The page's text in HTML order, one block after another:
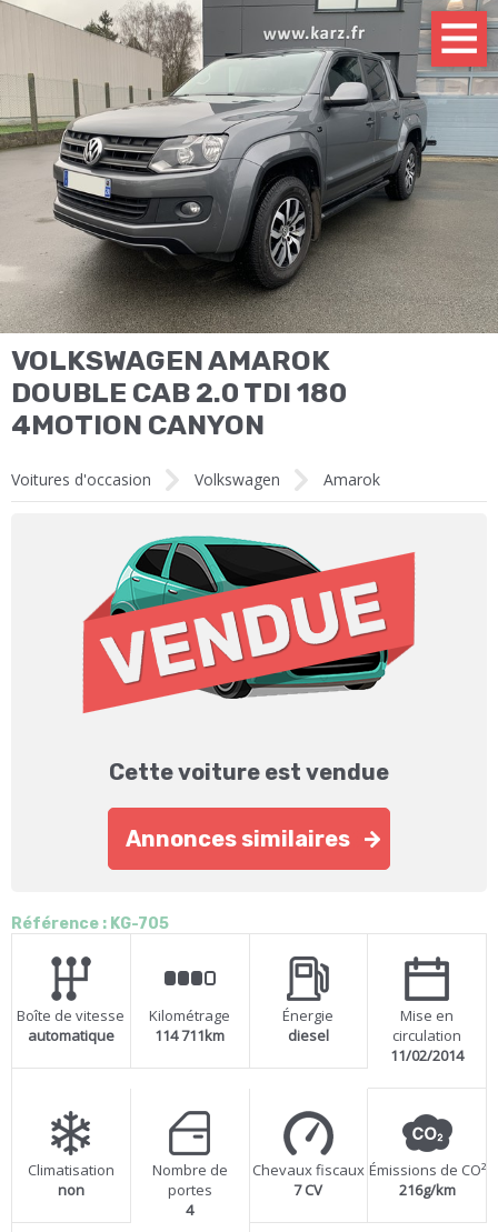
VOLKSWAGEN AMAROK
DOUBLE CAB 2.0 TDI 180
4MOTION CANYON
Voitures d'occasion Volkswagen Amarok
Cette voiture est vendue
Annonces similaires
Référence : KG-705
Boîte de vitesse
automatique
Kilométrage
114 711km
Énergie
diesel
Mise en
circulation
11/02/2014
Climatisation
non
Nombre de
portes
4
Chevaux fiscaux
7 CV
Émissions de CO²
216g/km